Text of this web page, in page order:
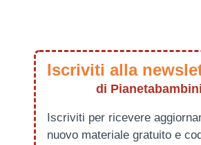
Iscriviti alla
di
Iscriviti per ricevere
nuovo materiale gratuito e